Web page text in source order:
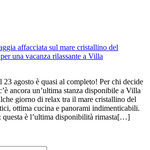
23 agosto è quasi al completo! Per chi decide
ancora un’ultima stanza disponibile a Villa
giorno di relax tra il mare cristallino del
ottima cucina e panorami indimenticabili.
questa è l’ultima disponibilità rimasta[…]